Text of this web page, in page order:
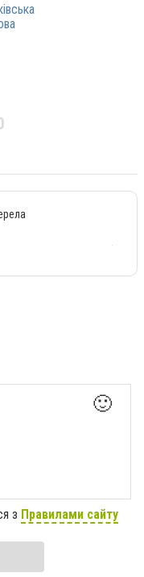
🙂
з Правилами сайту